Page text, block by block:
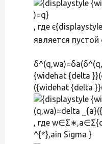
, где
является пустой
{widehat {delta
({widehat {delta
, где
^{*},ain Sigma }